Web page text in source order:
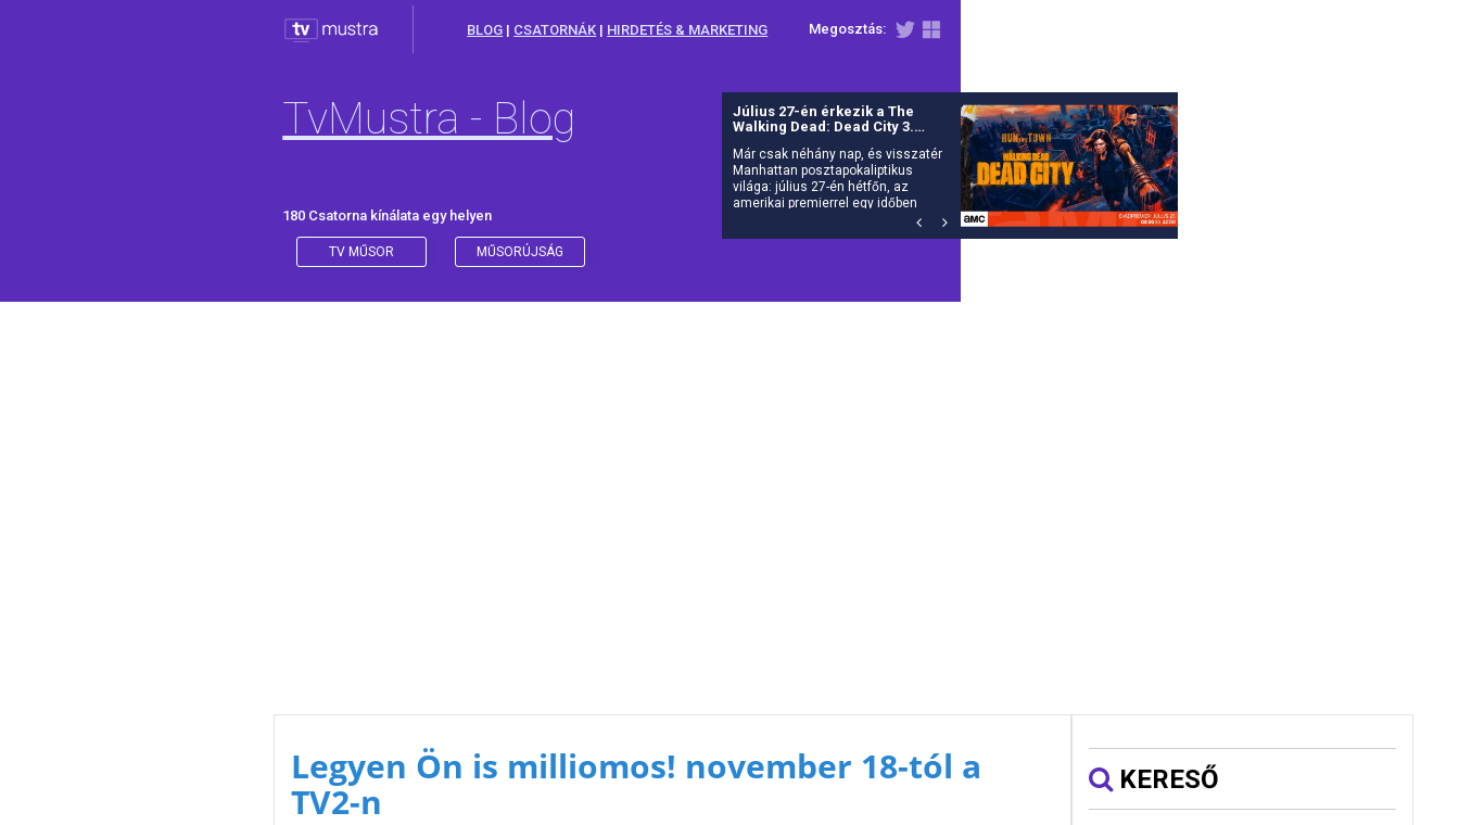
Megosztás:
BLOG | CSATORNÁK | HIRDETÉS & MARKETING
TvMustra - Blog
180 Csatorna kínálata egy helyen
TV MŰSOR MŰSORÚJSÁG
Július 27-én érkezik a The
Walking Dead: Dead City 3.
Már csak néhány nap, és visszatér
Manhattan posztapokaliptikus
világa: július 27-én hétfőn, az
amerikai premierrel egy időben
debütál itthon is az AMC-n a The
Legyen Ön is milliomos! november 18-tól a
TV2-n
KERESŐ